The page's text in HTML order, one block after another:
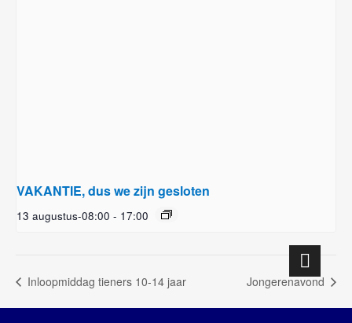
VAKANTIE, dus we zijn gesloten
13 augustus-08:00 - 17:00
Inloopmiddag tieners 10-14 jaar Jongerenavond